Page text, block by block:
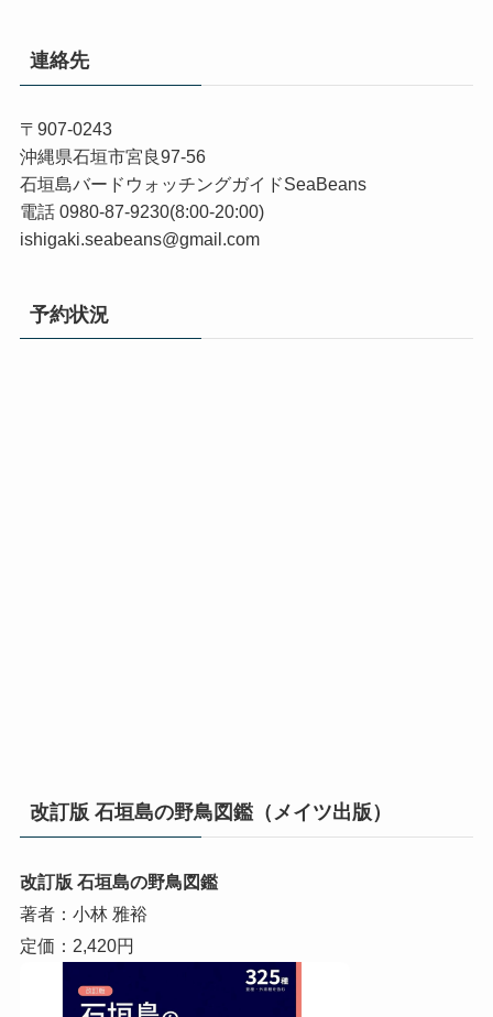
連絡先
〒907-0243
沖縄県石垣市宮良97-56
石垣島バードウォッチングガイドSeaBeans
電話 0980-87-9230(8:00-20:00)
ishigaki.seabeans@gmail.com
予約状況
改訂版 石垣島の野鳥図鑑（メイツ出版）
改訂版 石垣島の野鳥図鑑
著者：小林 雅裕
定価：2,420円